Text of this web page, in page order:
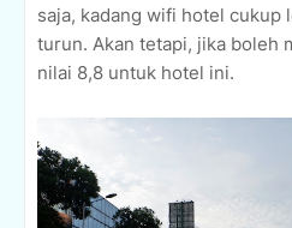
saja, kadang wifi hotel cukup
turun. Akan tetapi, jika boleh
nilai 8,8 untuk hotel ini.